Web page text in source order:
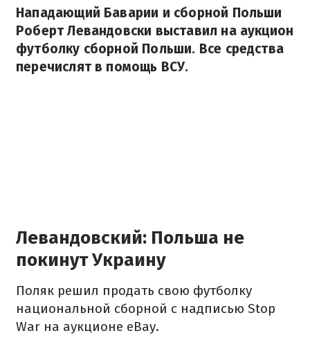
Нападающий Баварии и сборной Польши
Роберт Левандовски выставил на аукцион
футболку сборной Польши. Все средства
перечислят в помощь ВСУ.
Левандовский: Польша не
покинут Украину
Поляк решил продать свою футболку
национальной сборной с надписью Stop
War на аукционе eBay.